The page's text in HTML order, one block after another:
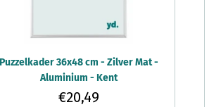
Puzzelkader 36x48 cm - Zilver Mat -
Aluminium - Kent
€20,49